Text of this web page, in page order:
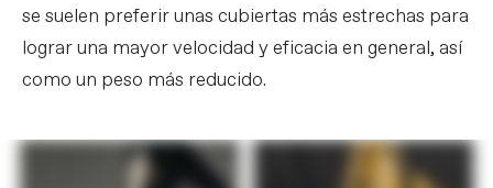
se suelen preferir unas cubiertas más estrechas para
lograr una mayor velocidad y eficacia en general, así
como un peso más reducido.